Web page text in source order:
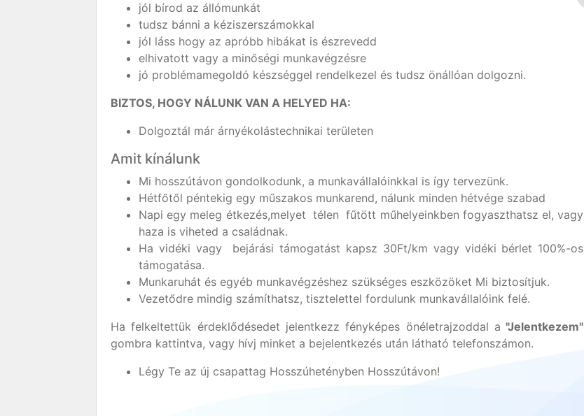
jól bírod az állómunkát
tudsz bánni a kéziszerszámokkal
jól láss hogy az apróbb hibákat is észrevedd
elhivatott vagy a minőségi munkavégzésre
jó problémamegoldó készséggel rendelkezel és tudsz önállóan dolgozni.
BIZTOS, HOGY NÁLUNK VAN A HELYED HA:
Dolgoztál már árnyékolástechnikai területen
Amit kínálunk
Mi hosszútávon gondolkodunk, a munkavállalóinkkal is így tervezünk.
Hétfőtől péntekig egy műszakos munkarend, nálunk minden hétvége szabad
Napi egy meleg étkezés,melyet télen fűtött műhelyeinkben fogyaszthatsz el, vagy
haza is viheted a családnak.
Ha vidéki vagy bejárási támogatást kapsz 30Ft/km vagy vidéki bérlet 100%-os
támogatása.
Munkaruhát és egyéb munkavégzéshez szükséges eszközöket Mi biztosítjuk.
Vezetődre mindig számíthatsz, tisztelettel fordulunk munkavállalóink felé.
Ha felkeltettük érdeklődésedet jelentkezz fényképes önéletrajzoddal a "Jelentkezem"
gombra kattintva, vagy hívj minket a bejelentkezés után látható telefonszámon.
Légy Te az új csapattag Hosszúhetényben Hosszútávon!